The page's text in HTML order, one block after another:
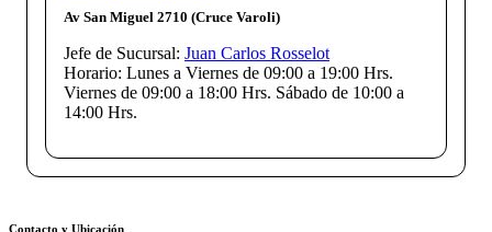
Av San Miguel 2710 (Cruce Varoli)
Jefe de Sucursal: Juan Carlos Rosselot
Horario: Lunes a Viernes de 09:00 a 19:00 Hrs.
Viernes de 09:00 a 18:00 Hrs. Sábado de 10:00 a
14:00 Hrs.
Contacto y Ubicación